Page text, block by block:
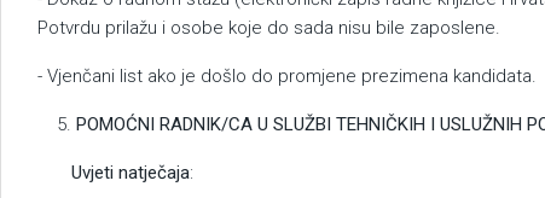
Potvrdu prilažu i osobe koje do sada nisu bile zaposlene.
- Vjenčani list ako je došlo do promjene prezimena kandidata.
POMOĆNI RADNIK/CA U SLUŽBI TEHNIČKIH I USLUŽNIH
Uvjeti natječaja: